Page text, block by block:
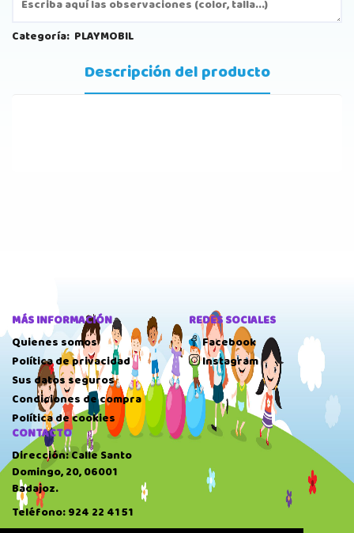
Categoría: PLAYMOBIL
Descripción del producto
MÁS INFORMACIÓN
Quienes somos
Política de privacidad
Sus datos seguros
Condiciones de compra
Política de cookies
REDES SOCIALES
Facebook
Instagram
CONTACTO
Dirección: Calle Santo
Domingo, 20, 06001
Badajoz.
Teléfono: 924 22 41 51